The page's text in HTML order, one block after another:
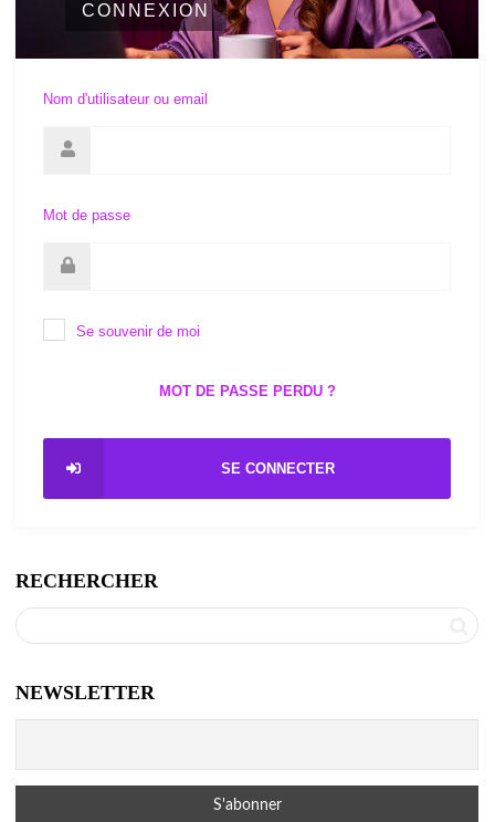
CONNEXION
Nom d'utilisateur ou email
Mot de passe
Se souvenir de moi
MOT DE PASSE PERDU ?
SE CONNECTER
RECHERCHER
NEWSLETTER